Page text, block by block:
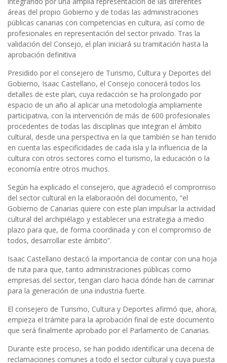
áreas del propio Gobierno y de todas las administraciones
públicas canarias con competencias en cultura, así como de
profesionales en representación del sector privado. Tras la
validación del Consejo, el plan iniciará su tramitación hasta la
aprobación definitiva
Presidido por el consejero de Turismo, Cultura y Deportes del
Gobierno, Isaac Castellano, el Consejo conocerá todos los
detalles de este plan, cuya redacción se ha prolongado por
espacio de un año al aplicar una metodología ampliamente
participativa, con la intervención de más de 600 profesionales
procedentes de todas las disciplinas que integran el ámbito
cultural, desde una perspectiva en la que también se han tenido
en cuenta las especificidades de cada isla y la influencia de la
cultura con otros sectores como el turismo, la educación o la
economía entre otros muchos.
Según ha explicado el consejero, que agradeció el compromiso
del sector cultural en la elaboración del documento, “el
Gobierno de Canarias quiere con este plan impulsar la actividad
cultural del archipiélago y establecer una estrategia a medio
plazo para que, de forma coordinada y con el compromiso de
todos, desarrollar este ámbito”.
Isaac Castellano destacó la importancia de contar con una hoja
de ruta para que, tanto administraciones públicas como
empresas del sector, tengan claro hacia dónde han de caminar
para la generación de una industria fuerte.
El consejero de Turismo, Cultura y Deportes afirmó que, ahora,
empieza el trámite para la aprobación final de este documento
que será finalmente aprobado por el Parlamento de Canarias.
Durante este proceso, se han podido identificar una decena de
reclamaciones comunes a todo el sector cultural y cuya puesta